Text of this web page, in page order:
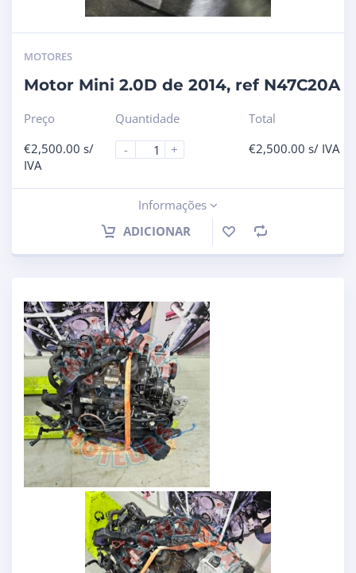
MOTORES
Motor Mini 2.0D de 2014, ref N47C20A
Preço
€2,500.00 s/
IVA
Quantidade
-
+
Total
€2,500.00 s/ IVA
Informações
ADICIONAR